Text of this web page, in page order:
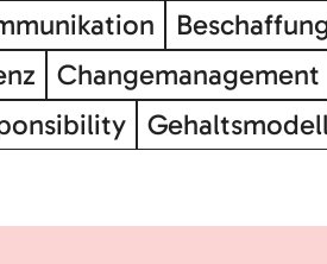
Changemanagement